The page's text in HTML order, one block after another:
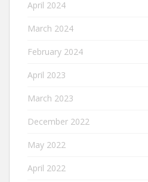
April 2024
March 2024
February 2024
April 2023
March 2023
December 2022
May 2022
April 2022